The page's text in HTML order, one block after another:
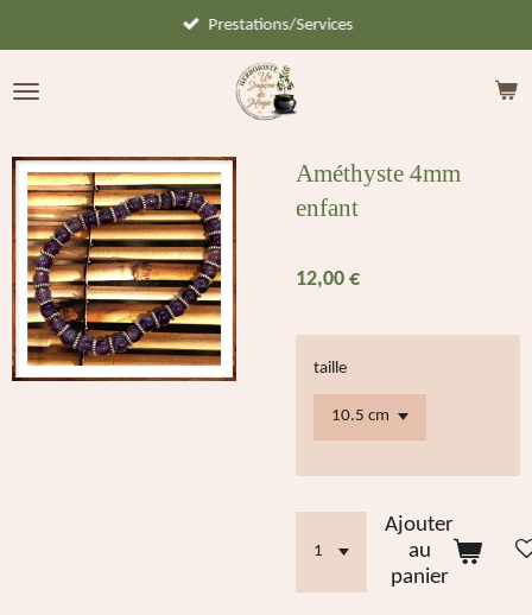
contenu
Prestations/Services
Améthyste 4mm
enfant
12,00 €
taille
Ajouter
au
panier